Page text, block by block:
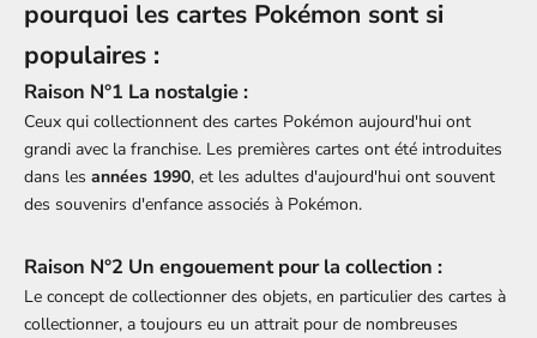
pourquoi les cartes Pokémon sont si
populaires :
Raison N°1 La nostalgie :
Ceux qui collectionnent des cartes Pokémon aujourd'hui ont
grandi avec la franchise. Les premières cartes ont été introduites
dans les années 1990, et les adultes d'aujourd'hui ont souvent
des souvenirs d'enfance associés à Pokémon.
Raison N°2 Un engouement pour la collection :
Le concept de collectionner des objets, en particulier des cartes à
collectionner, a toujours eu un attrait pour de nombreuses